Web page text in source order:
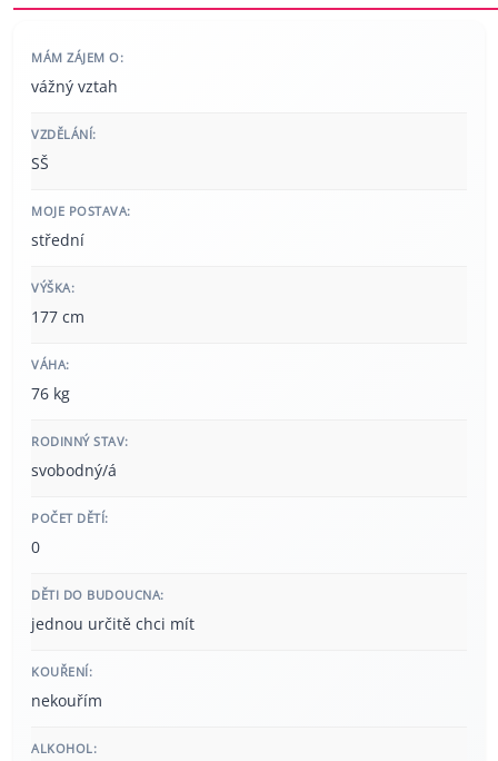
MÁM ZÁJEM O:
vážný vztah
VZDĚLÁNÍ:
SŠ
MOJE POSTAVA:
střední
VÝŠKA:
177 cm
VÁHA:
76 kg
RODINNÝ STAV:
svobodný/á
POČET DĚTÍ:
0
DĚTI DO BUDOUCNA:
jednou určitě chci mít
KOUŘENÍ:
nekouřím
ALKOHOL: